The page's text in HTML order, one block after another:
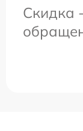
Скидка